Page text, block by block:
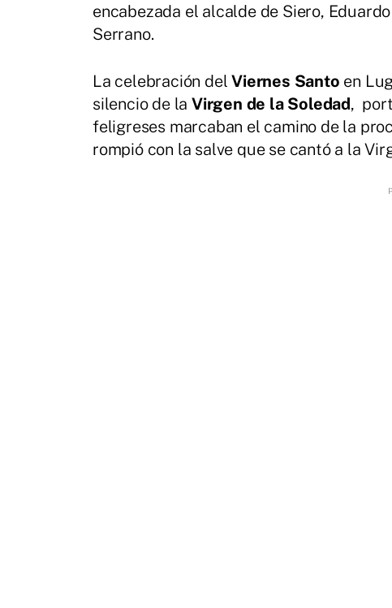
encabezada el alcalde de Siero,
Serrano.
La celebración delViernes Santo en
silencio de la Virgen de la Soledad,
feligreses marcaban el camino de la
rompió con la salve que se cantó a la